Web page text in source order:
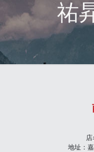
祐
地址：